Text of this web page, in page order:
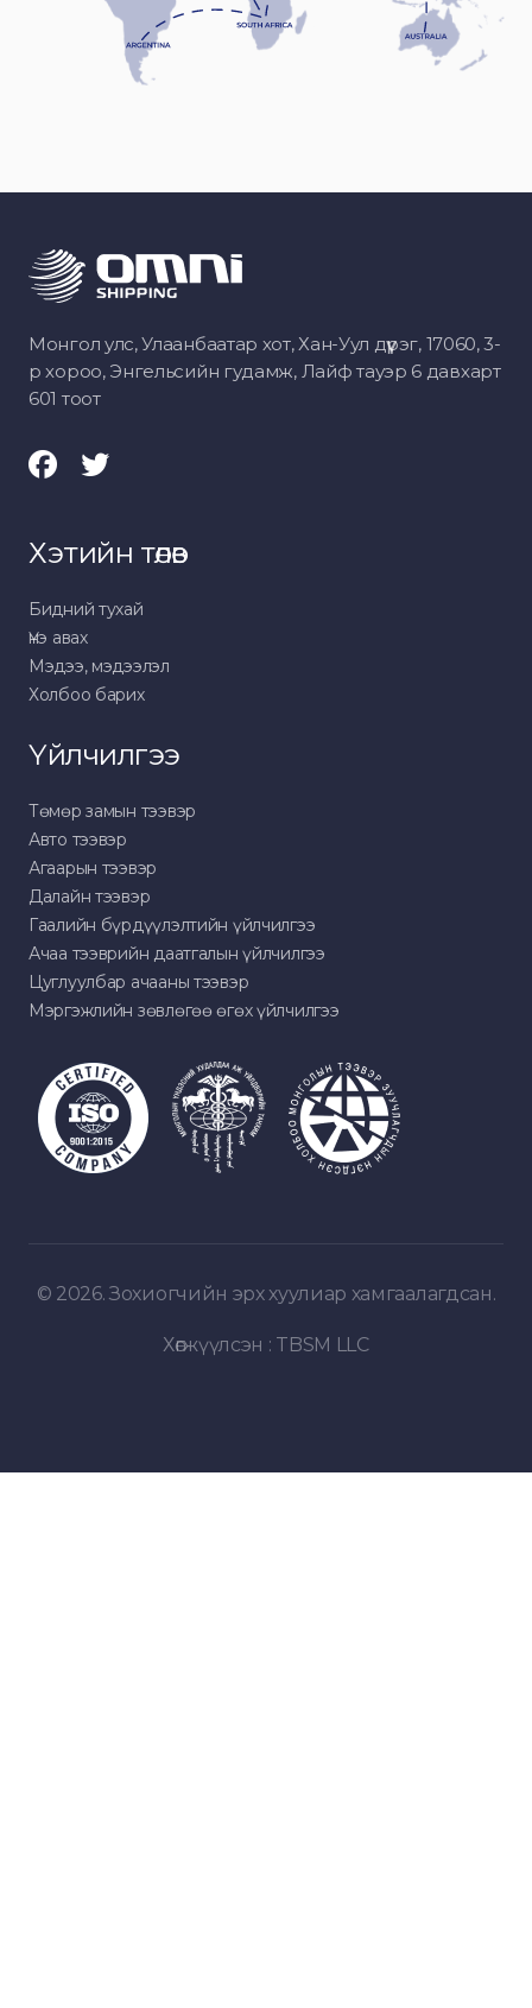
Монгол улс, Улаанбаатар хот, Хан-Уул дүүрэг, 17060, 3-
р хороо, Энгельсийн гудамж, Лайф тауэр 6 давхарт
601 тоот
Хэтийн төлөв
Бидний тухай
Үнэ авах
Мэдээ, мэдээлэл
Холбоо барих
Үйлчилгээ
Төмөр замын тээвэр
Авто тээвэр
Агаарын тээвэр
Далайн тээвэр
Гаалийн бүрдүүлэлтийн үйлчилгээ
Ачаа тээврийн даатгалын үйлчилгээ
Цуглуулбар ачааны тээвэр
Мэргэжлийн зөвлөгөө өгөх үйлчилгээ
© 2026. Зохиогчийн эрх хуулиар хамгаалагдсан.
Хөгжүүлсэн : TBSM LLC